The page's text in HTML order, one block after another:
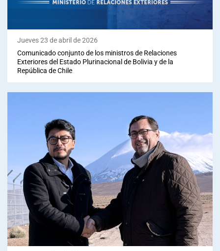
Jueves 23 de abril de 2026
Comunicado conjunto de los ministros de Relaciones
Exteriores del Estado Plurinacional de Bolivia y de la
República de Chile